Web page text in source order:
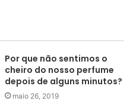
Por que não sentimos o
cheiro do nosso perfume
depois de alguns minutos?
maio 26, 2019